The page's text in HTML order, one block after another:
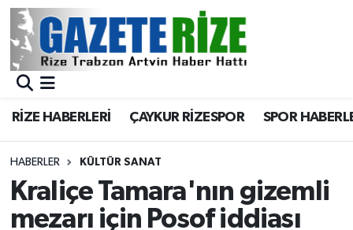
RİZE HABERLERİ ÇAYKUR RİZESPOR SPOR
HABERLER KÜLTÜR SANAT
Kraliçe Tamara'nın gizemli
mezarı için Posof iddiası
BÖLGEMİZ
Asayiş
Rize Jandarma Komutanlığı
Bilim Teknoloji
Merkez Nöbetçi Eczaneler
Merkez Trafik Yoğunluk Haritası
Süper Lig Puan Durumu ve Fikstür
Tüm Manşetler